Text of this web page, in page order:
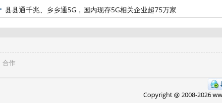
县县通千兆、乡乡通5G，国内现存5G相关企业超75万家
合作
Copyright @ 2008-2026